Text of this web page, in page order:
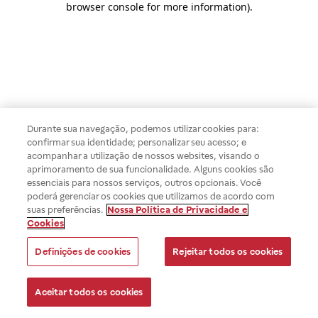
browser console for more information).
Durante sua navegação, podemos utilizar cookies para:
confirmar sua identidade; personalizar seu acesso; e
acompanhar a utilização de nossos websites, visando o
aprimoramento de sua funcionalidade. Alguns cookies são
essenciais para nossos serviços, outros opcionais. Você
poderá gerenciar os cookies que utilizamos de acordo com
suas preferências. Nossa Política de Privacidade e
Cookies
Definições de cookies Rejeitar todos os cookies
Aceitar todos os cookies